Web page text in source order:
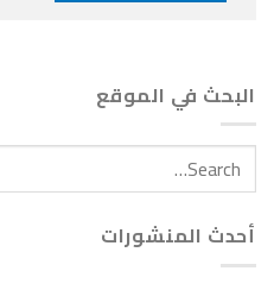
البحث في الموقع
أحدث المنشورات